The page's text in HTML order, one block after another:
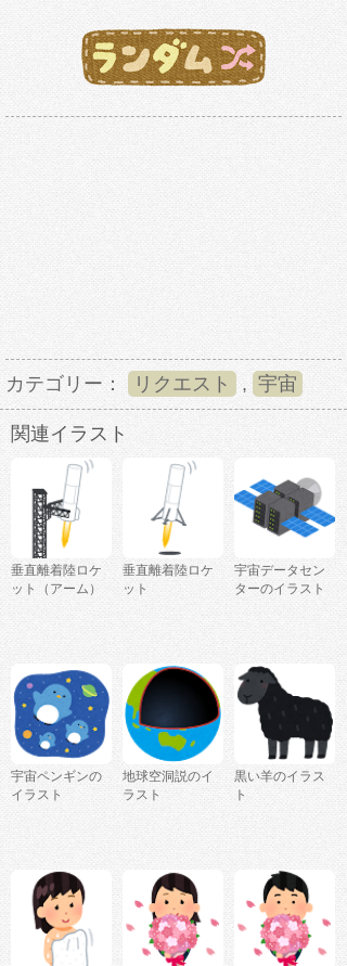
カテゴリー： リクエスト , 宇宙
関連イラスト
垂直離着陸ロケ
ット（アーム）
垂直離着陸ロケ
ット
宇宙データセン
ターのイラスト
宇宙ペンギンの
イラスト
地球空洞説のイ
ラスト
黒い羊のイラス
ト